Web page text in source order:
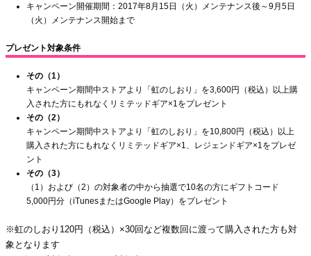
キャンペーン開催期間：2017年8月15日（火）メンテナンス後～9月5日
（火）メンテナンス開始まで
プレゼント対象条件
その（1）
キャンペーン期間中ストアより「虹のしおり」を3,600円（税込）以上購
入された方にもれなくリミテッドギア×1をプレゼント
その（2）
キャンペーン期間中ストアより「虹のしおり」を10,800円（税込）以上
購入された方にもれなくリミテッドギア×1、レジェンドギア×1をプレゼ
ント
その（3）
（1）および（2）の対象者の中から抽選で10名の方にギフトコード
5,000円分（iTunesまたはGoogle Play）をプレゼント
※虹のしおり120円（税込）×30回など複数回に渡って購入された方も対
象となります